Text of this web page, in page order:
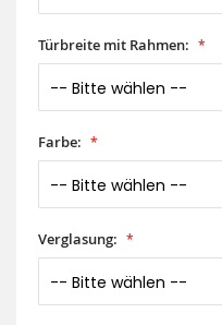
Türbreite mit Rahmen:
Farbe:
Verglasung: